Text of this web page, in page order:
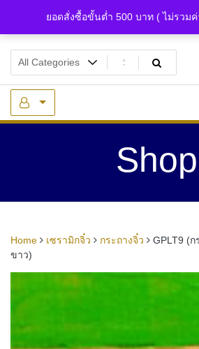
ยอดสั่งซื้อขั้นต่ำ 500 บาท ( ไม่รวมค่
content
ของจิ๋ว.com
แหล่งรวมเซรามิกจิ๋วและของจิ๋วจากดินไทย
Shop
Home เซรามิกจิ๋ว กระถางจิ๋ว
GPLT9 (ก
ขาว)